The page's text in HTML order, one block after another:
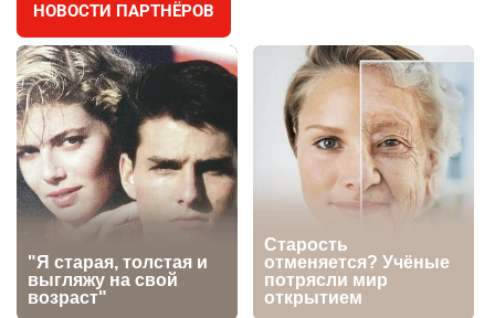
🇫🇷 Клуб ПСЖ объявил об открытии своей
футбольной академии в Астане
2636 2 39
5
🇺🇸🇯🇵 США и Япония провели совместную
интервенцию для спасения иены
2693 1 16
2722 6
НОВОСТИ ПАРТНЁРОВ